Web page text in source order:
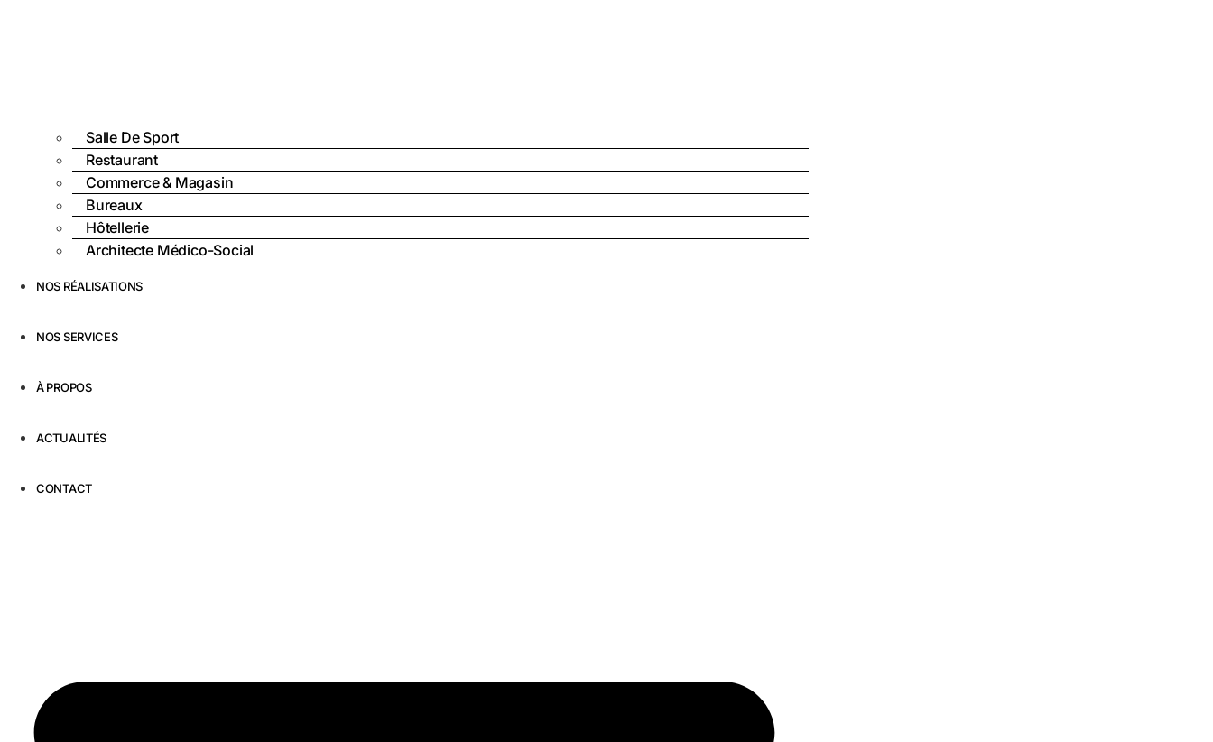
Salle De Sport
Restaurant
Commerce & Magasin
Bureaux
Hôtellerie
Architecte Médico-Social
NOS RÉALISATIONS
NOS SERVICES
À PROPOS
ACTUALITÉS
CONTACT